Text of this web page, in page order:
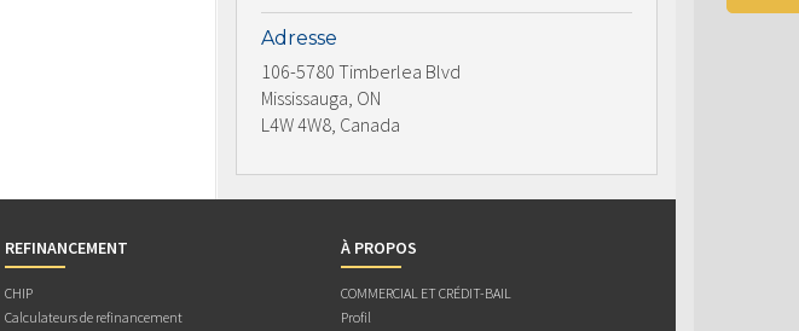
Adresse
106-5780 Timberlea Blvd
Mississauga, ON
L4W 4W8, Canada
REFINANCEMENT
CHIP
Calculateurs de refinancement
À PROPOS
COMMERCIAL ET CRÉDIT-BAIL
Profil